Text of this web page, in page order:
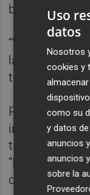
brindado el
“Vamos a
la liga Asobal
temporada
Por su parte,
indicó que el
tiro muy
“Nos puede
como en
Uso
datos
Nosotros
cookies y
como su
y datos
anuncios
anuncios
sobre la